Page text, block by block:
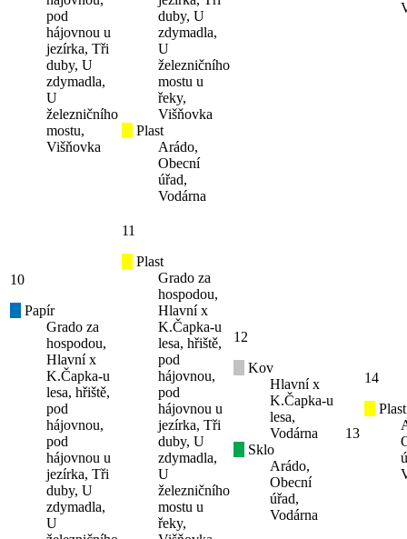
pod
hájovnou u
jezírka, Tři
duby, U
zdymadla,
U
železničního
mostu,
Višňovka
duby, U
zdymadla,
U
železničního
mostu u
řeky,
Višňovka
Plast
Arádo,
Obecní
úřad,
Vodárna
10
Papír
Grado za
hospodou,
Hlavní x
K.Čapka-u
lesa, hřiště,
pod
hájovnou,
pod
hájovnou u
jezírka, Tři
duby, U
zdymadla,
U
11
Plast
Grado za
hospodou,
Hlavní x
K.Čapka-u
lesa, hřiště,
pod
hájovnou,
pod
hájovnou u
jezírka, Tři
duby, U
zdymadla,
U
železničního
mostu u
řeky,
12
Kov
Hlavní x
K.Čapka-u
lesa,
Vodárna
Sklo
Arádo,
Obecní
úřad,
Vodárna
13
14
Plast